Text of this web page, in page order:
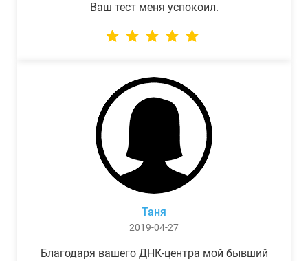
Ваш тест меня успокоил.
Таня
2019-04-27
Благодаря вашего ДНК-центра мой бывший